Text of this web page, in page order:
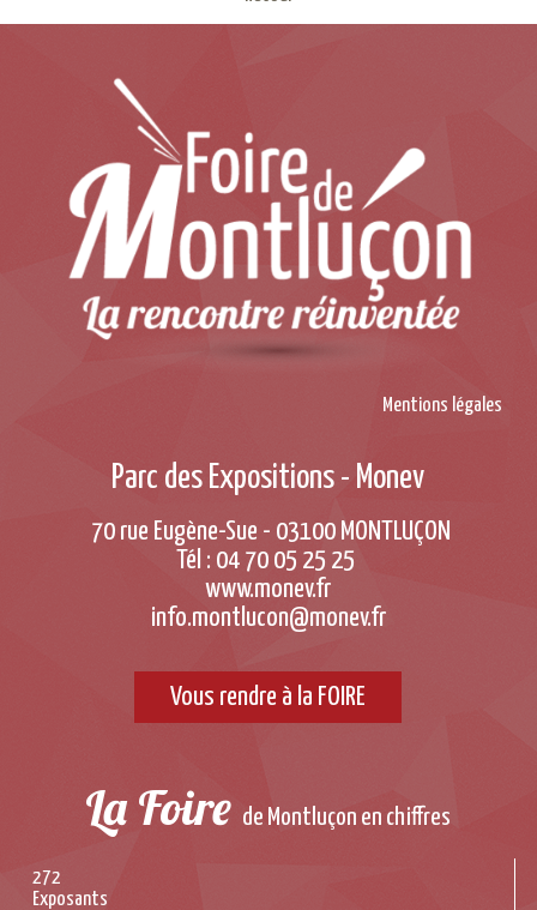
Mentions légales
Parc des Expositions - Monev
70 rue Eugène-Sue - 03100 MONTLUÇON
Tél : 04 70 05 25 25
www.monev.fr
info.montlucon@monev.fr
Vous rendre à la FOIRE
La Foire de Montluçon en chiffres
272
Exposants